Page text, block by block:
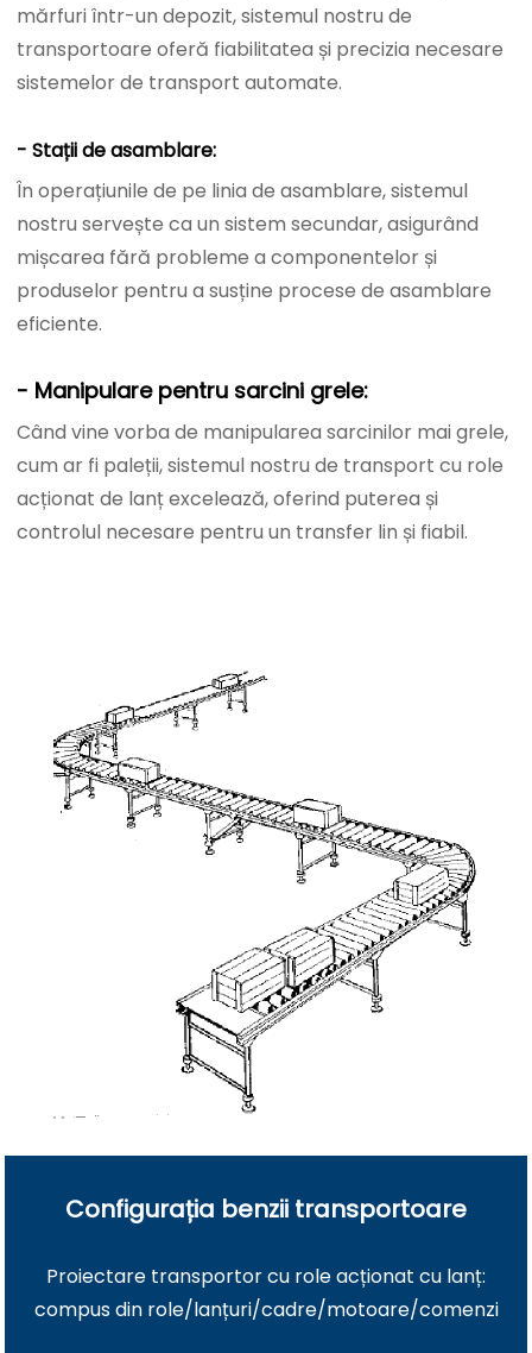
mărfuri într-un depozit, sistemul nostru de
transportoare oferă fiabilitatea și precizia necesare
sistemelor de transport automate.
- Stații de asamblare:
În operațiunile de pe linia de asamblare, sistemul
nostru servește ca un sistem secundar, asigurând
mișcarea fără probleme a componentelor și
produselor pentru a susține procese de asamblare
eficiente.
- Manipulare pentru sarcini grele:
Când vine vorba de manipularea sarcinilor mai grele,
cum ar fi paleții, sistemul nostru de transport cu role
acționat de lanț excelează, oferind puterea și
controlul necesare pentru un transfer lin și fiabil.
Configurația benzii transportoare
Proiectare transportor cu role acționat cu lanț:
compus din role/lanțuri/cadre/motoare/comenzi